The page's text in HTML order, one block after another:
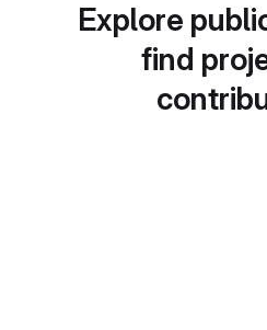
Explore
find